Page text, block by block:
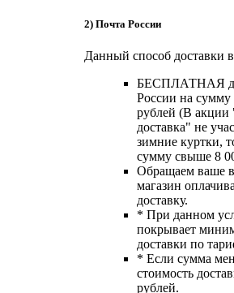
2) Почта России
Данный способ доставки
БЕСПЛАТНАЯ
России на сумму
рублей (В акции
доставка" не
зимние куртки,
сумму свыше 8
Обращаем ваше
магазин
доставку.
* При данном
покрывает
доставки по
* Если сумма
стоимость
рублей.